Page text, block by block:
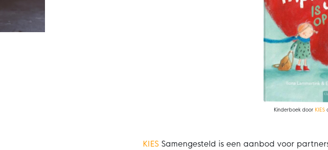
Kinderboek door KIES
KIES Samengesteld is een aanbod voor